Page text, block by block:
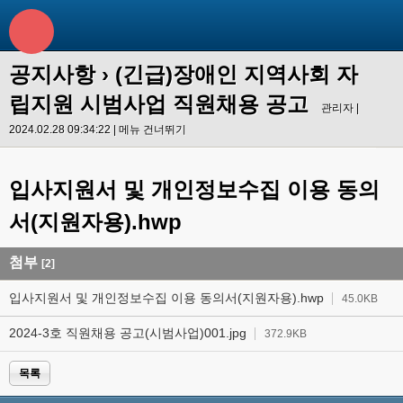
공지사항› (긴급)장애인 지역사회 자
립지원 시범사업 직원채용 공고
관리자 |
2024.02.28 09:34:22 | 메뉴 건너뛰기
입사지원서 및 개인정보수집 이용 동의
서(지원자용).hwp
첨부 [2]
입사지원서 및 개인정보수집 이용 동의서(지원자용).hwp 45.0KB
2024-3호 직원채용 공고(시범사업)001.jpg 372.9KB
목록